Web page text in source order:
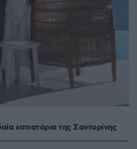
εστιατόρια της Σαντορίνης